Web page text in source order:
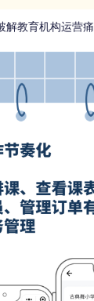
解教育机构运营